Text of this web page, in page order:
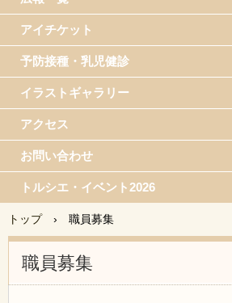
アイチケット
予防接種・乳児健診
イラストギャラリー
アクセス
お問い合わせ
トルシエ・イベント2026
トップ › 職員募集
職員募集